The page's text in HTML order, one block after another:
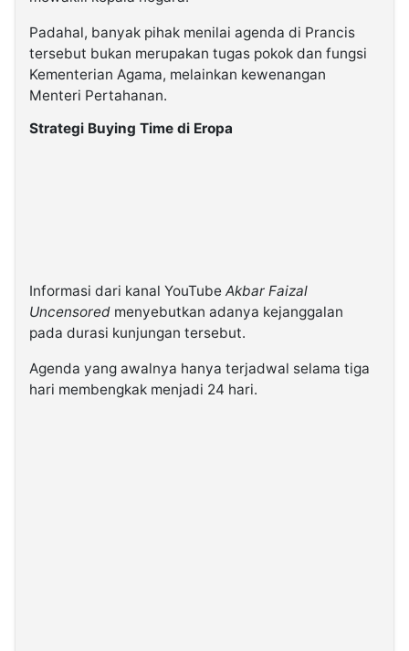
Padahal, banyak pihak menilai agenda di Prancis
tersebut bukan merupakan tugas pokok dan fungsi
Kementerian Agama, melainkan kewenangan
Menteri Pertahanan.
Strategi Buying Time di Eropa
Informasi dari kanal YouTube Akbar Faizal
Uncensored menyebutkan adanya kejanggalan
pada durasi kunjungan tersebut.
Agenda yang awalnya hanya terjadwal selama tiga
hari membengkak menjadi 24 hari.